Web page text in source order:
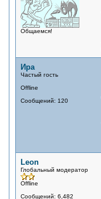
Общаемся!
Ира
Частый гость
Offline
Сообщений: 120
Leon
Глобальный модератор
Offline
Сообщений: 6,482